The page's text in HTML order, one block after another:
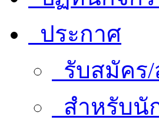
ประกาศ
รับสมัคร
สำหรับนั